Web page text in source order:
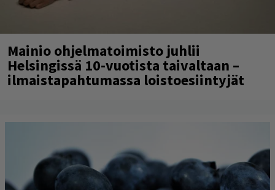
Mainio ohjelmatoimisto juhlii
Helsingissä 10-vuotista taivaltaan –
ilmaistapahtumassa loistoesiintyjät